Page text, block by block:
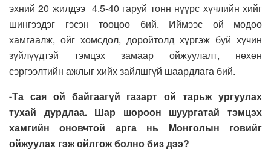
эхний 20 жилдээ 4.5-40 гаруй тонн нүүрс хүчлийн хийг
шингээдэг гэсэн тооцоо бий. Иймээс ой модоо
хамгаалж, ойг хомсдол, доройтолд хүргэж буй хүчин
зүйлүүдтэй тэмцэх замаар ойжуулалт, нөхөн
сэргээлтийн ажлыг хийх зайлшгүй шаардлага бий.
-Та сая ой байгаагүй газарт ой тарьж ургуулах
тухай дурдлаа. Шар шороон шуургатай тэмцэх
хамгийн оновчтой арга нь Монголын говийг
ойжуулах гэж ойлгож болно биз дээ?